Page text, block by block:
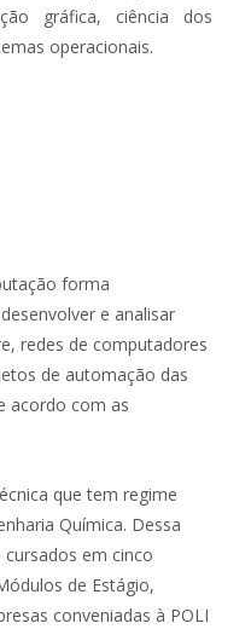
gráfica, ciência dos
operacionais.
forma
e analisar
redes de computadores
de automação das
acordo com as
que tem regime
Química. Dessa
em cinco
de Estágio,
conveniadas à POLI